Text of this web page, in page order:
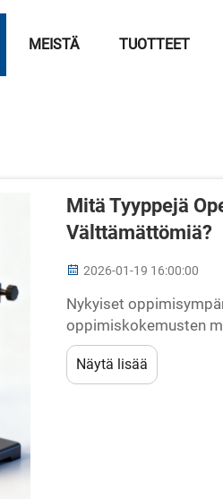
MEISTÄ TUOTTEET
Mitä Tyyppejä
Välttämättömiä?
2026-01-19 16:00:00
Nykyiset
oppimiskokemusten
integrointi on yhä
Näytä lisää